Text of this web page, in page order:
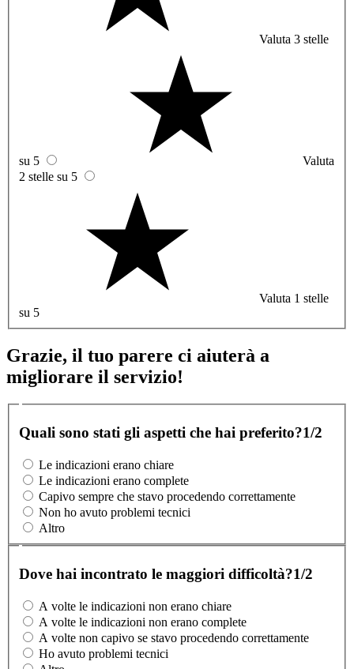
Valuta 3 stelle
su 5
Valuta
2 stelle su 5
Valuta 1 stelle
su 5
Grazie, il tuo parere ci aiuterà a
migliorare il servizio!
Quali sono stati gli aspetti che hai preferito?1/2
Le indicazioni erano chiare
Le indicazioni erano complete
Capivo sempre che stavo procedendo correttamente
Non ho avuto problemi tecnici
Altro
Dove hai incontrato le maggiori difficoltà?1/2
A volte le indicazioni non erano chiare
A volte le indicazioni non erano complete
A volte non capivo se stavo procedendo correttamente
Ho avuto problemi tecnici